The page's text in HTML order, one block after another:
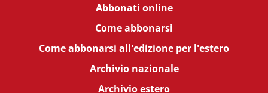
Abbonati online
Come abbonarsi
Come abbonarsi all'edizione per l'estero
Archivio nazionale
Archivio estero